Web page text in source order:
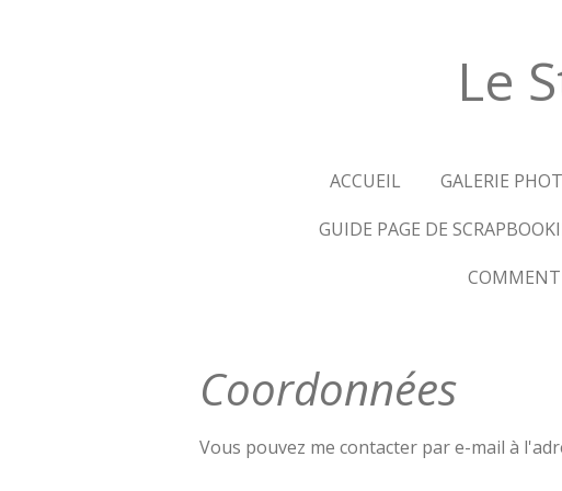
Le
ACCUEIL GALERIE
GUIDE PAGE DE
Coordonnées
Vous pouvez me contacter par e-mail à